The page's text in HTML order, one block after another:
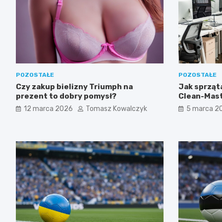
POZOSTAŁE
Czy zakup bielizny Triumph na
prezent to dobry pomysł?
12 marca 2026 Tomasz Kowalczyk
POZOSTAŁE
Jak
Clean-
firmy w
5 marca